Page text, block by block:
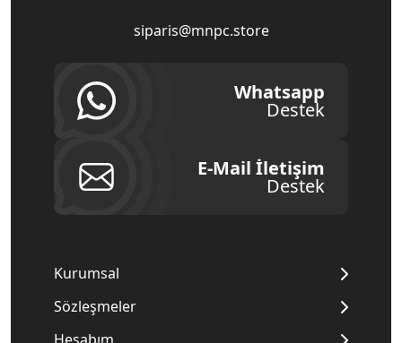
siparis@mnpc.store
Whatsapp
Destek
E-Mail İletişim
Destek
Kurumsal
Sözleşmeler